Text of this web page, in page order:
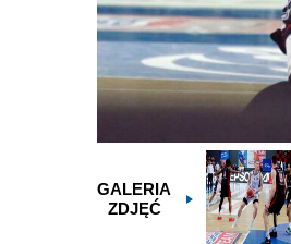
GALERIA
ZDJĘĆ